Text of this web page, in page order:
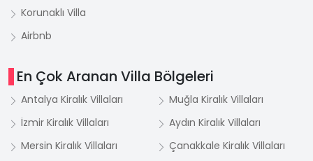
Korunaklı Villa
Airbnb
En Çok Aranan Villa Bölgeleri
Antalya Kiralık Villaları
Muğla Kiralık Villaları
İzmir Kiralık Villaları
Aydın Kiralık Villaları
Mersin Kiralık Villaları
Çanakkale Kiralık Villaları